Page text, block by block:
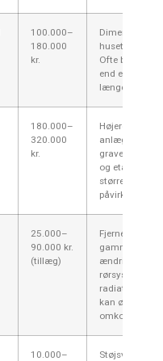
100.000–
180.000
kr.
Dimensionér
husets
Ofte bedre
end el‑varme
længere sigt.
180.000–
320.000
kr.
Højere
gravearbejde/
og etablering
større tank
påvirke prisen.
25.000–
90.000 kr.
(tillæg)
Fjernelse af
gammelt fyr,
ændringer i
rørsystem og
kan øge
10.000–
Støjsvag